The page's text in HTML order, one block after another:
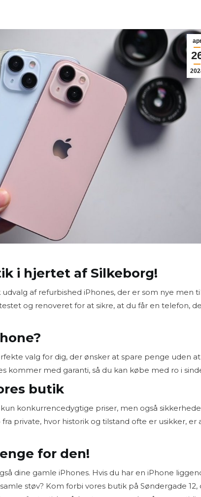
iPhone 7
iPhone 7
i hjertet afSilkeborg!
af refurbished iPhones, der er som nye men
og renoveret for at sikre, at du får en telefon,
valg for dig, der ønsker at spare penge uden
kommer med garanti, så du kan købe med ro i
butik
konkurrencedygtige priser, men også
private, hvor historik og tilstand ofte er usikker, er
for den!
dine gamle iPhones. Hvis du har en iPhone
støv? Kom forbi vores butik på Søndergade 12,